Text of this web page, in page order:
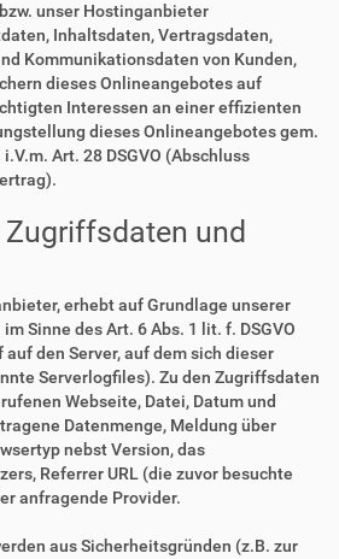
unser Hostinganbieter
Inhaltsdaten, Vertragsdaten,
Kommunikationsdaten von Kunden,
dieses Onlineangebotes auf
Interessen an einer effizienten
dieses Onlineangebotes gem.
Art. 28 DSGVO (Abschluss
Zugriffsdaten und
erhebt auf Grundlage unserer
Sinne des Art. 6 Abs. 1 lit. f. DSGVO
den Server, auf dem sich dieser
Serverlogfiles). Zu den Zugriffsdaten
Webseite, Datei, Datum und
Datenmenge, Meldung über
nebst Version, das
Referrer URL (die zuvor besuchte
anfragende Provider.
aus Sicherheitsgründen (z.B. zur